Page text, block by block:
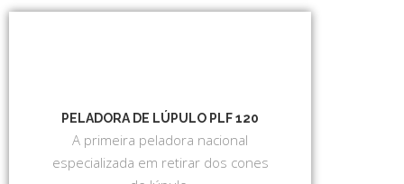
PELADORA DE LÚPULO PLF 120
A primeira peladora nacional
especializada em retirar dos cones